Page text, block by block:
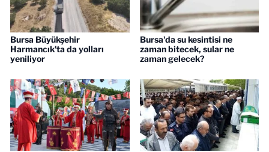
Bursa Büyükşehir
Harmancık'ta da yolları
yeniliyor
Bursa'da su kesintisi ne
zaman bitecek, sular ne
zaman gelecek?